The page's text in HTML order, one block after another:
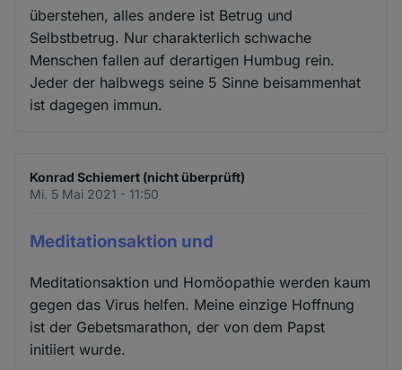
überstehen, alles andere ist Betrug und
Selbstbetrug. Nur charakterlich schwache
Menschen fallen auf derartigen Humbug rein.
Jeder der halbwegs seine 5 Sinne beisammenhat
ist dagegen immun.
Konrad Schiemert (nicht überprüft)
Mi. 5 Mai 2021 - 11:50
Meditationsaktion und
Meditationsaktion und Homöopathie werden kaum
gegen das Virus helfen. Meine einzige Hoffnung
ist der Gebetsmarathon, der von dem Papst
initiiert wurde.